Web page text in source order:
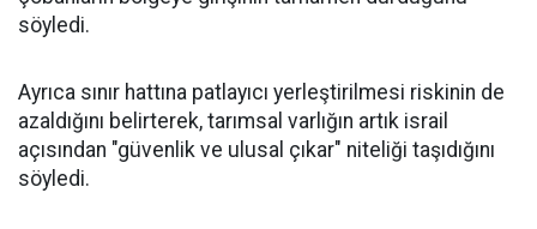
söyledi.
Ayrıca sınır hattına patlayıcı yerleştirilmesi riskinin de
azaldığını belirterek, tarımsal varlığın artık israil
açısından "güvenlik ve ulusal çıkar" niteliği taşıdığını
söyledi.